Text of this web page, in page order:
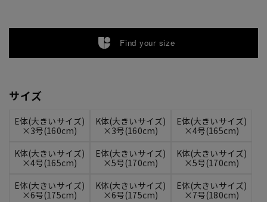
Find your size
サイズ
E体(大きいサイズ)
×3号(160cm)
K体(大きいサイズ)
×3号(160cm)
E体(大きいサイズ)
×4号(165cm)
K体(大きいサイズ)
×4号(165cm)
E体(大きいサイズ)
×5号(170cm)
K体(大きいサイズ)
×5号(170cm)
E体(大きいサイズ)
×6号(175cm)
K体(大きいサイズ)
×6号(175cm)
E体(大きいサイズ)
×7号(180cm)